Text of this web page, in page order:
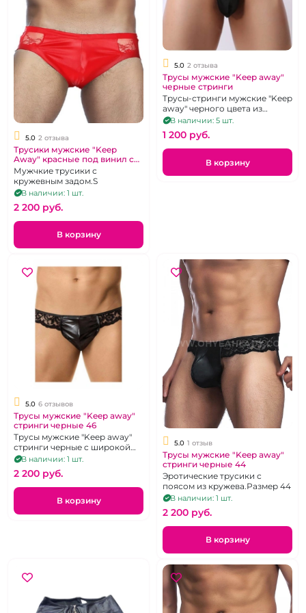
5.0 2 отзыва
Трусики мужские "Keep
Away" красные под винил с
ажурной попкой 42
Мужчкие трусики с
кружевным задом.S
В наличии: 1 шт.
2 200 pуб.
В корзину
5.0 2 отзыва
Трусы мужские "Keep away"
черные стринги
Трусы-стринги мужские "Keep
away" черного цвета из
эластичной ткани
В наличии: 5 шт.
1 200 pуб.
В корзину
5.0 6 отзывов
Трусы мужские "Keep away"
стринги черные 46
Трусы мужские "Keep away"
стринги черные c широкой
кружевной резинкой. р. 46
В наличии: 1 шт.
2 200 pуб.
В корзину
5.0 1 отзыв
Трусы мужские "Keep away"
стринги черные 44
Эротические трусики с
поясом из кружева.Размер 44
В наличии: 1 шт.
2 200 pуб.
В корзину